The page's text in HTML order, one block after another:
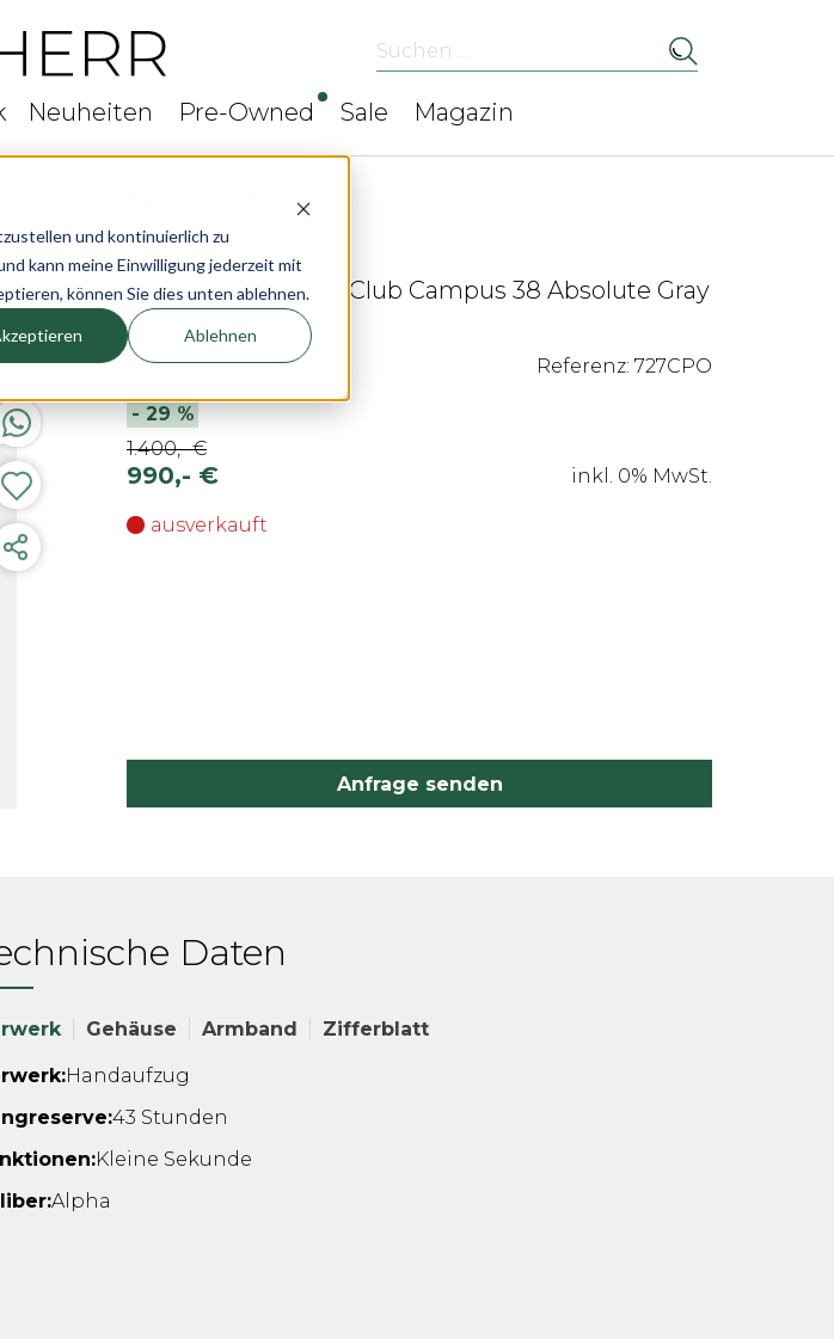
und kontinuierlich zu
kann meine Einwilligung jederzeit mit
können Sie dies unten ablehnen.
Ablehnen
Suchen ...
Neuheiten Pre-Owned Sale Magazin
NOMOS Glashütte Club Campus 38 Absolute Gray
CPO
Ø 38 mm Referenz: 727CPO
990,- €
- 29 %
1.400,- €
inkl. 0% MwSt.
ausverkauft
Anfrage senden
Daten
Gehäuse Armband Zifferblatt
Handaufzug
43 Stunden
Kleine Sekunde
Alpha